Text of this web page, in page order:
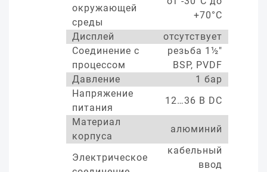
окружающей
среды
+70°С
Дисплей
отсутствует
Соединение с
процессом
резьба 1½"
BSP, PVDF
Давление
1 бар
Напряжение
питания
12…36 В DC
Материал
корпуса
алюминий
Электрическое
кабельный
ввод